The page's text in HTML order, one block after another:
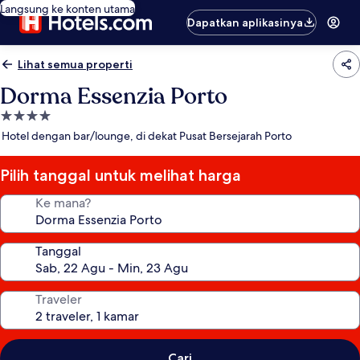
Langsung ke konten utama
Dapatkan aplikasinya
Lihat semua properti
Dorma Essenzia Porto
Properti
bintang
Hotel dengan bar/lounge, di dekat Pusat Bersejarah Porto
Pilih tanggal untuk melihat harga
Ke mana?
Tanggal
Traveler